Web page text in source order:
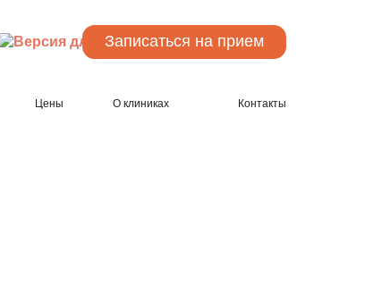
Записаться на прием
Цены О клиниках Контакты